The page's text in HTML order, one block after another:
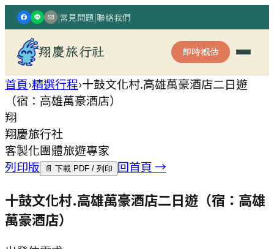
|常見問題|聯絡我們
翔慶旅行社 即時概估
首頁›精選行程›十鼓文化村.高雄萬豪酒店二日遊
（宿：高雄萬豪酒店）
翔
翔慶旅行社
客製化團體旅遊專家
列印版
📄 下載 PDF / 列印 回首頁 →
十鼓文化村.高雄萬豪酒店二日遊（宿：高雄
萬豪酒店）